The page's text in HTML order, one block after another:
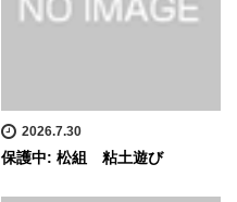
2026.7.30
保護中: 松組 粘土遊び